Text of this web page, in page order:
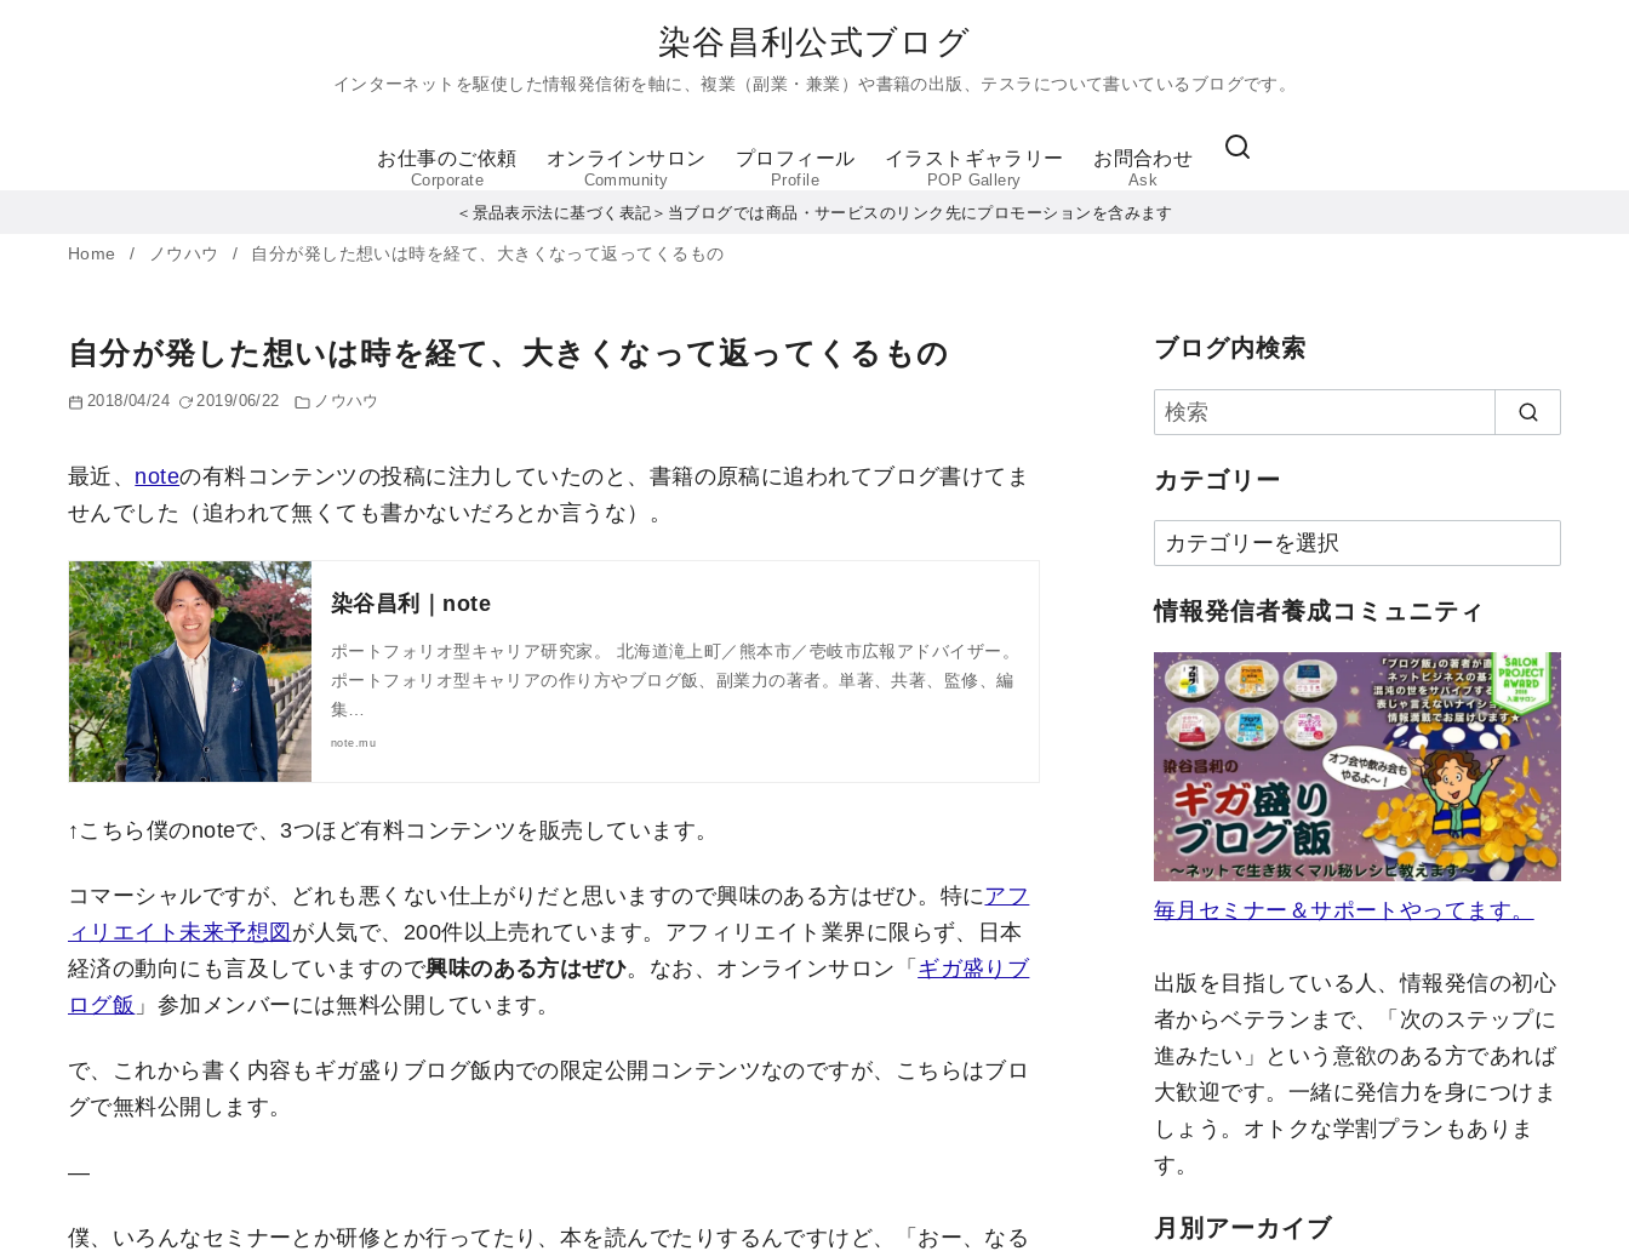
染谷昌利公式ブログ
インターネットを駆使した情報発信術を軸に、複業（副業・兼業）や書籍の出版、テスラについて書いているブログです。
お仕事のご依頼
Corporate
オンラインサロン
Community
プロフィール
Profile
イラストギャラリー
POP Gallery
お問合わせ
Ask
＜景品表示法に基づく表記＞当ブログでは商品・サービスのリンク先にプロモーションを含みます
Home ノウハウ 自分が発した想いは時を経て、大きくなって返ってくるもの
自分が発した想いは時を経て、大きくなって返ってくるもの
2018/04/24 2019/06/22 ノウハウ
最近、 noteの有料コンテンツの投稿に注力していたのと、書籍の原稿に追われてブログ書けてま
せんでした（追われて無くても書かないだろとか言うな）。
染谷昌利｜note
ポートフォリオ型キャリア研究家。 北海道滝上町／熊本市／壱岐市広報アドバイザー。
ポートフォリオ型キャリアの作り方やブログ飯、副業力の著者。単著、共著、監修、編
集…
note.mu
↑こちら僕のnoteで、3つほど有料コンテンツを販売しています。
コマーシャルですが、どれも悪くない仕上がりだと思いますので興味のある方はぜひ。特にアフ
ィリエイト未来予想図 が人気で、200件以上売れています。アフィリエイト業界に限らず、日本
経済の動向にも言及していますので興味のある方はぜひ。なお、オンラインサロン「 ギガ盛りブ
ログ飯 」参加メンバーには無料公開しています。
で、これから書く内容もギガ盛りブログ飯内での限定公開コンテンツなのですが、こちらはブロ
グで無料公開します。
—
僕、いろんなセミナーとか研修とか行ってたり、本を読んでたりするんですけど、「おー、なる
ブログ内検索
カテゴリー
カ
テ
ゴ
リ
ー
情報発信者養成コミュニティ
毎月セミナー＆サポートやってます。
出版を目指している人、情報発信の初心
者からベテランまで、「次のステップに
進みたい」という意欲のある方であれば
大歓迎です。一緒に発信力を身につけま
しょう。オトクな学割プランもありま
す。
月別アーカイブ